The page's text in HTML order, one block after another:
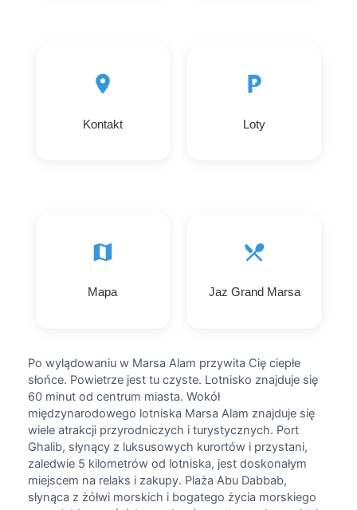
Kontakt Loty
Mapa Jaz Grand Marsa
Po wylądowaniu w Marsa Alam przywita Cię ciepłe
słońce. Powietrze jest tu czyste. Lotnisko znajduje się
60 minut od centrum miasta. Wokół
międzynarodowego lotniska Marsa Alam znajduje się
wiele atrakcji przyrodniczych i turystycznych. Port
Ghalib, słynący z luksusowych kurortów i przystani,
zaledwie 5 kilometrów od lotniska, jest doskonałym
miejscem na relaks i zakupy. Plaża Abu Dabbab,
słynąca z żółwi morskich i bogatego życia morskiego